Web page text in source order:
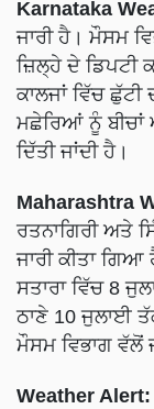
Karnataka
ਜਾਰੀ ਹੈ। ਮੌਸਮ
ਜ਼ਿਲ੍ਹੇ ਦੇ ਡਿਪਟੀ
ਕਾਲਜਾਂ ਵਿੱਚ
ਮਛੇਰਿਆਂ ਨੂੰ ਬੀਚਾਂ
ਦਿੱਤੀ ਜਾਂਦੀ ਹੈ।
Maharashtra
ਰਤਨਾਗਿਰੀ ਅਤੇ
ਜਾਰੀ ਕੀਤਾ
ਸਤਾਰਾ ਵਿੱਚ 8
ਠਾਣੇ 10 ਜੁਲਾਈ
ਮੌਸਮ ਵਿਭਾਗ ਵੱਲੋਂ
Weather Alert: